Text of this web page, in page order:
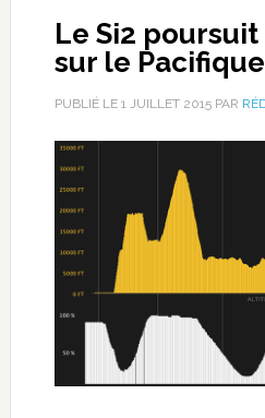
Le Si2
sur le Pacifique
PUBLIÉ LE 1 JUILLET 2015PAR